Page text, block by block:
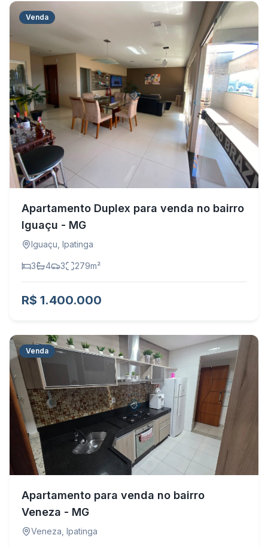
Venda
Apartamento Duplex para venda no bairro
Iguaçu - MG
Iguaçu Ipatinga
3 4 3 279m²
R$ 1.400.000
Venda
Apartamento para venda no bairro
Veneza - MG
Veneza Ipatinga